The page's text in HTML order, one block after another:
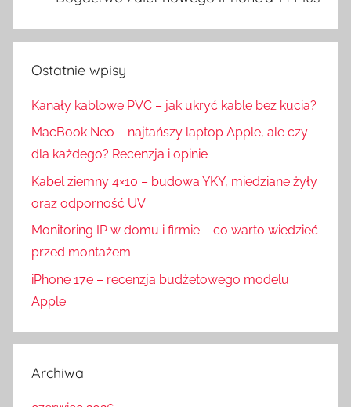
Ostatnie wpisy
Kanały kablowe PVC – jak ukryć kable bez kucia?
MacBook Neo – najtańszy laptop Apple, ale czy
dla każdego? Recenzja i opinie
Kabel ziemny 4×10 – budowa YKY, miedziane żyły
oraz odporność UV
Monitoring IP w domu i firmie – co warto wiedzieć
przed montażem
iPhone 17e – recenzja budżetowego modelu
Apple
Archiwa